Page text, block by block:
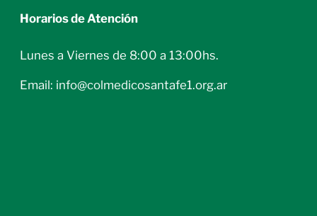
Horarios de Atención
Lunes a Viernes de 8:00 a 13:00hs.
Email: info@colmedicosantafe1.org.ar